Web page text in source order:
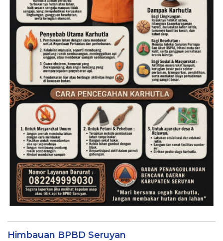
Himbauan BPBD Seruyan